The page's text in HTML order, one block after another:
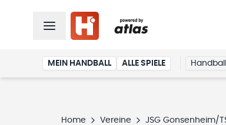
MEIN HANDBALL ALLE SPIELE
Home Vereine JSG Gonsenheim/